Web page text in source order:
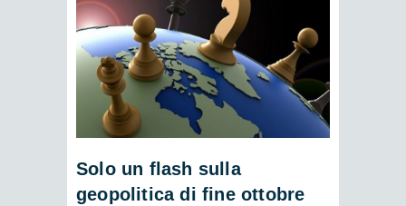
Solo un flash sulla
geopolitica di fine ottobre